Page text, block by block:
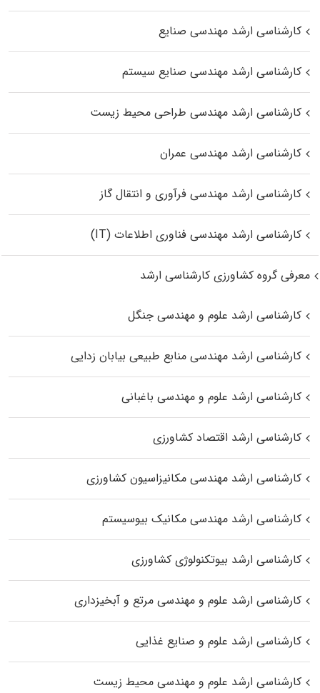
کارشناسی ارشد مهندسی صنایع
کارشناسی ارشد مهندسی صنایع سیستم
کارشناسی ارشد مهندسی طراحی محیط زیست
کارشناسی ارشد مهندسی عمران
کارشناسی ارشد مهندسی فرآوری و انتقال گاز
کارشناسی ارشد مهندسی فناوری اطلاعات (IT)
معرفی گروه کشاورزی کارشناسی ارشد
کارشناسی ارشد علوم و مهندسی جنگل
کارشناسی ارشد مهندسی منابع طبیعی بیابان زدایی
کارشناسی ارشد علوم و مهندسی باغبانی
کارشناسی ارشد اقتصاد کشاورزی
کارشناسی ارشد مهندسی مکانیزاسیون کشاورزی
کارشناسی ارشد مهندسی مکانیک بیوسیستم
کارشناسی ارشد بیوتکنولوژی کشاورزی
کارشناسی ارشد علوم و مهندسی مرتع و آبخیزداری
کارشناسی ارشد علوم و صنایع غذایی
کارشناسی ارشد علوم و مهندسی محیط زیست